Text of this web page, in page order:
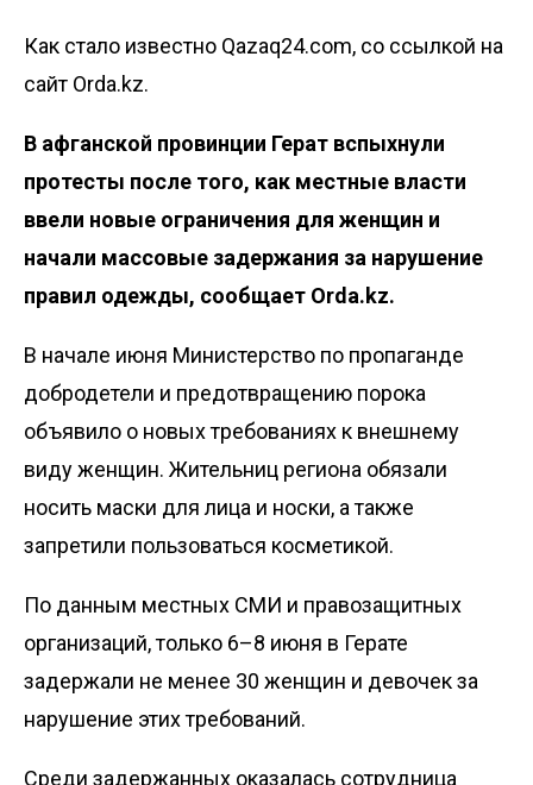
Как стало известно Qazaq24.com, со ссылкой на
сайт Orda.kz.
В афганской провинции Герат вспыхнули
протесты после того, как местные власти
ввели новые ограничения для женщин и
начали массовые задержания за нарушение
правил одежды, сообщает Orda.kz.
В начале июня Министерство по пропаганде
добродетели и предотвращению порока
объявило о новых требованиях к внешнему
виду женщин. Жительниц региона обязали
носить маски для лица и носки, а также
запретили пользоваться косметикой.
По данным местных СМИ и правозащитных
организаций, только 6–8 июня в Герате
задержали не менее 30 женщин и девочек за
нарушение этих требований.
Среди задержанных оказалась сотрудница